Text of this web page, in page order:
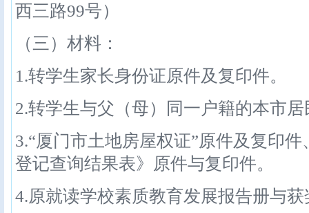
西三路99号）
（三）材料：
1.转学生家长身份证原件及复印件。
2.转学生与父（母）同一户籍的本市
3.“厦门市土地房屋权证”原件及复印
登记查询结果表》原件与复印件。
4.原就读学校素质教育发展报告册与